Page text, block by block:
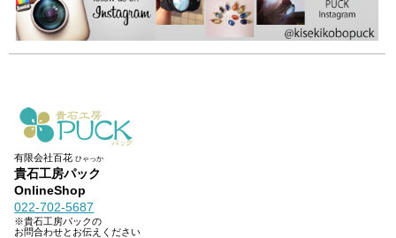
有限会社百花ひゃっか
貴石工房パック
OnlineShop
022-702-5687
※貴石工房パックの
お問合わせとお伝えください